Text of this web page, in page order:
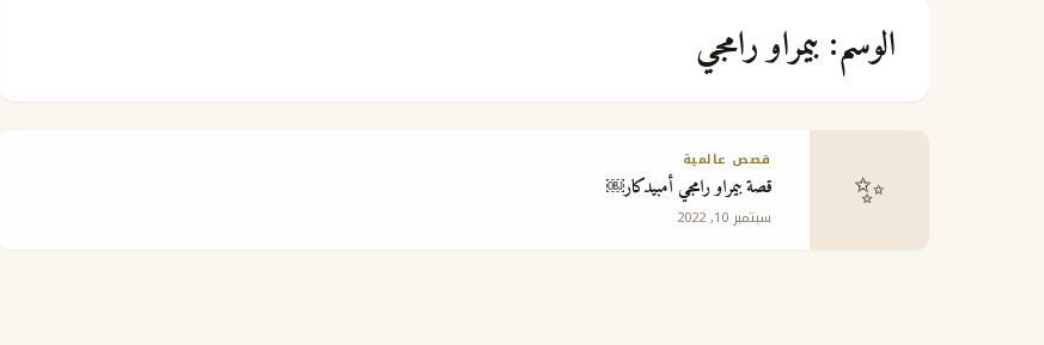
الوسم: بيمراو رامجي
✨ قصص عالمية
قصة بيمراو رامجي أمبيدكار￼
سبتمبر 10, 2022